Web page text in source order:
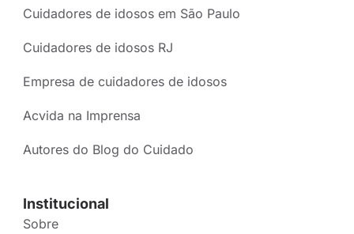
Cuidadores de idosos em São Paulo
Cuidadores de idosos RJ
Empresa de cuidadores de idosos
Acvida na Imprensa
Autores do Blog do Cuidado
Institucional
Sobre